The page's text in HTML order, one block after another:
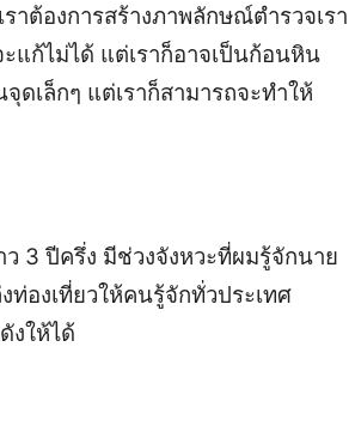
าต้องการสร้างภาพลักษณ์ตำรวจเรา
แก้ไม่ได้ แต่เราก็อาจเป็นก้อนหิน
เล็กๆ แต่เราก็สามารถจะทำให้
3 ปีครึ่ง มีช่วงจังหวะที่ผมรู้จักนาย
องเที่ยวให้คนรู้จักทั่วประเทศ
งให้ได้